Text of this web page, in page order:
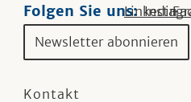
Folgen Sie uns:Linkedin
Newsletter abonnieren
Kontakt